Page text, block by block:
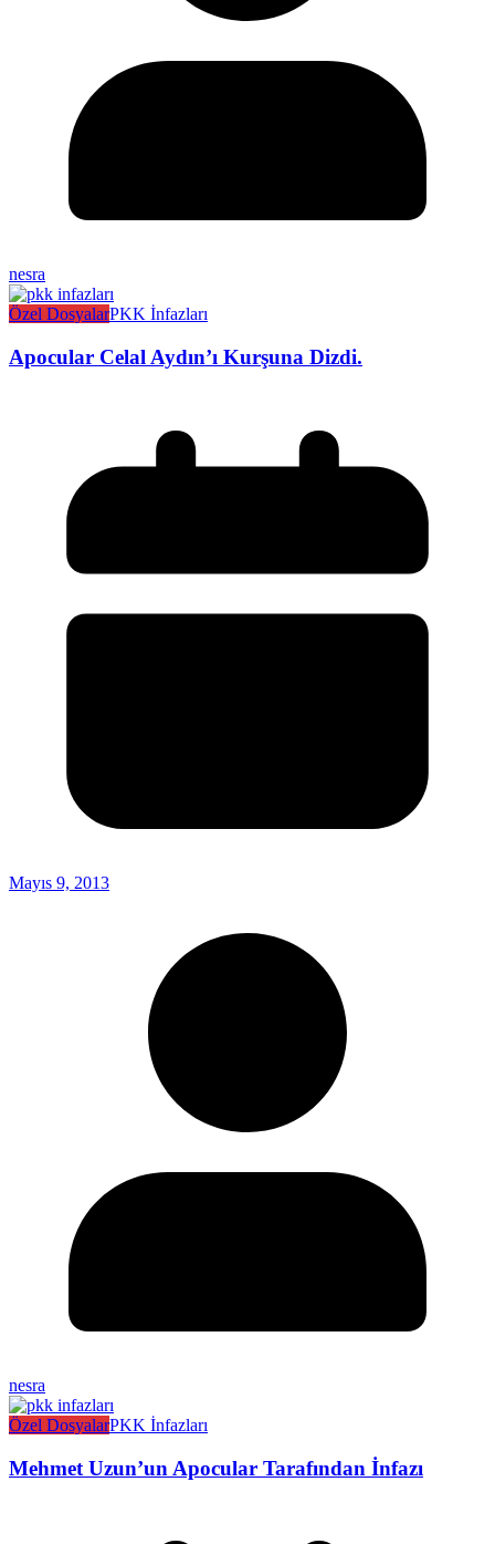
nesra
Özel DosyalarPKK İnfazları
Apocular Celal Aydın’ı Kurşuna Dizdi.
Mayıs 9, 2013
nesra
Özel DosyalarPKK İnfazları
Mehmet Uzun’un Apocular Tarafından İnfazı